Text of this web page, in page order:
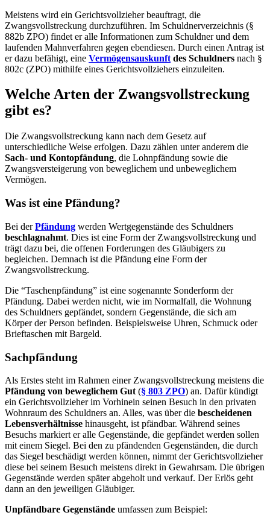
Meistens wird ein Gerichtsvollzieher beauftragt, die
Zwangsvollstreckung durchzuführen. Im Schuldnerverzeichnis (§
882b ZPO) findet er alle Informationen zum Schuldner und dem
laufenden Mahnverfahren gegen ebendiesen. Durch einen Antrag ist
er dazu befähigt, eine Vermögensauskunft des Schuldners nach §
802c (ZPO) mithilfe eines Gerichtsvollziehers einzuleiten.
Welche Arten der Zwangsvollstreckung
gibt es?
Die Zwangsvollstreckung kann nach dem Gesetz auf
unterschiedliche Weise erfolgen. Dazu zählen unter anderem die
Sach- und Kontopfändung, die Lohnpfändung sowie die
Zwangsversteigerung von beweglichem und unbeweglichem
Vermögen.
Was ist eine Pfändung?
Bei derPfändung werden Wertgegenstände des Schuldners
beschlagnahmt. Dies ist eine Form der Zwangsvollstreckung und
trägt dazu bei, die offenen Forderungen des Gläubigers zu
begleichen. Demnach ist die Pfändung eine Form der
Zwangsvollstreckung.
Die “Taschenpfändung” ist eine sogenannte Sonderform der
Pfändung. Dabei werden nicht, wie im Normalfall, die Wohnung
des Schuldners gepfändet, sondern Gegenstände, die sich am
Körper der Person befinden. Beispielsweise Uhren, Schmuck oder
Brieftaschen mit Bargeld.
Sachpfändung
Als Erstes steht im Rahmen einer Zwangsvollstreckung meistens die
Pfändung von beweglichem Gut (§ 803 ZPO) an. Dafür kündigt
ein Gerichtsvollzieher im Vorhinein seinen Besuch in den privaten
Wohnraum des Schuldners an. Alles, was über die bescheidenen
Lebensverhältnisse hinausgeht, ist pfändbar. Während seines
Besuchs markiert er alle Gegenstände, die gepfändet werden sollen
mit einem Siegel. Bei den zu pfändenden Gegenständen, die durch
das Siegel beschädigt werden können, nimmt der Gerichtsvollzieher
diese bei seinem Besuch meistens direkt in Gewahrsam. Die übrigen
Gegenstände werden später abgeholt und verkauf. Der Erlös geht
dann an den jeweiligen Gläubiger.
Unpfändbare Gegenstände umfassen zum Beispiel: